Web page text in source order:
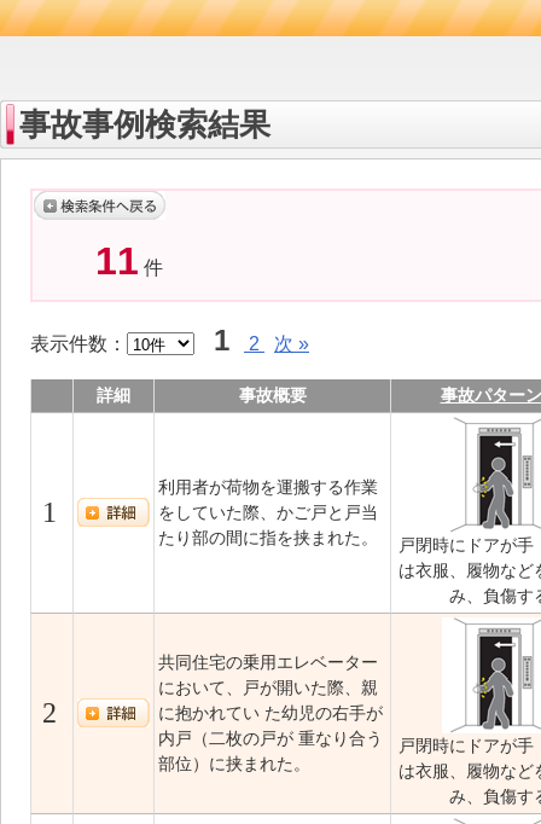
事故事例検索結果
11 件
表示件数： 1 2 次 »
詳細 事故概要 事故パターン
1
利用者が荷物を運搬する作業
をしていた際、かご戸と戸当
たり部の間に指を挟まれた。
戸閉時にドアが手
は衣服、履物など
み、負傷す
2
共同住宅の乗用エレベーター
において、戸が開いた際、親
に抱かれてい た幼児の右手が
内戸（二枚の戸が 重なり合う
部位）に挟まれた。
戸閉時にドアが手
は衣服、履物など
み、負傷す